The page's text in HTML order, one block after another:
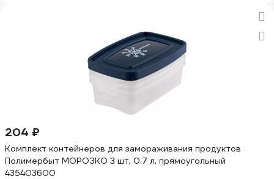
204 ₽
Комплект контейнеров для замораживания продуктов
Полимербыт МОРОЗКО 3 шт, 0.7 л, прямоугольный
435403600